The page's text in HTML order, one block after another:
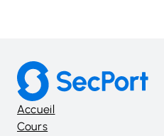
Accueil
Cours